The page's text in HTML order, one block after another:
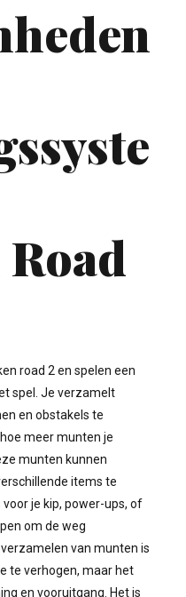
road 2 en spelen een
spel. Je verzamelt
en obstakels te
meer munten je
munten kunnen
items te
je kip, power-ups, of
om de weg
van munten is
te verhogen, maar het
en vooruitgang. Het is